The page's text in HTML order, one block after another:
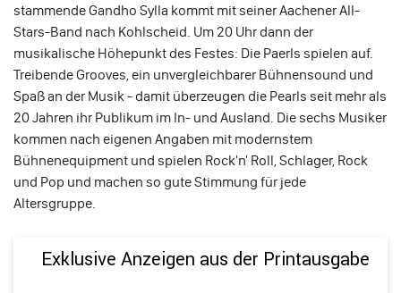
stammende Gandho Sylla kommt mit seiner Aachener All-
Stars-Band nach Kohlscheid. Um 20 Uhr dann der
musikalische Höhepunkt des Festes: Die Paerls spielen auf.
Treibende Grooves, ein unvergleichbarer Bühnensound und
Spaß an der Musik - damit überzeugen die Pearls seit mehr als
20 Jahren ihr Publikum im In- und Ausland. Die sechs Musiker
kommen nach eigenen Angaben mit modernstem
Bühnenequipment und spielen Rock'n' Roll, Schlager, Rock
und Pop und machen so gute Stimmung für jede
Altersgruppe.
Exklusive Anzeigen aus der Printausgabe